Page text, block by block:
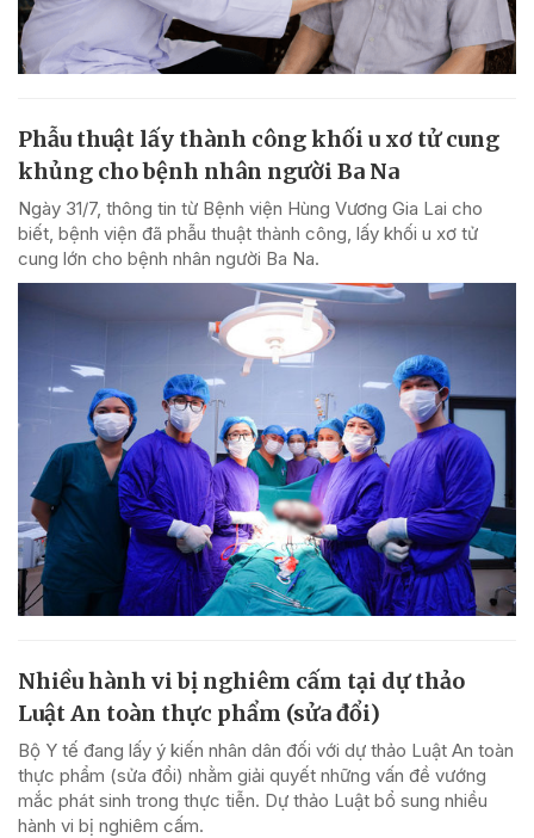
Phẫu thuật lấy thành công khối u xơ tử cung
khủng cho bệnh nhân người Ba Na
Ngày 31/7, thông tin từ Bệnh viện Hùng Vương Gia Lai cho
biết, bệnh viện đã phẫu thuật thành công, lấy khối u xơ tử
cung lớn cho bệnh nhân người Ba Na.
Nhiều hành vi bị nghiêm cấm tại dự thảo
Luật An toàn thực phẩm (sửa đổi)
Bộ Y tế đang lấy ý kiến nhân dân đối với dự thảo Luật An toàn
thực phẩm (sửa đổi) nhằm giải quyết những vấn đề vướng
mắc phát sinh trong thực tiễn. Dự thảo Luật bổ sung nhiều
hành vi bị nghiêm cấm.